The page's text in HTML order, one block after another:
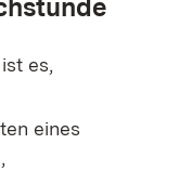
es,
eines